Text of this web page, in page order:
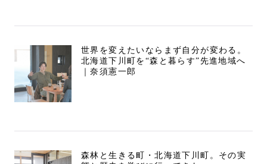
世界を変えたいならまず自分が変わる。
北海道下川町を“森と暮らす”先進地域へ
｜奈須憲一郎
森林と生きる町・北海道下川町。その実